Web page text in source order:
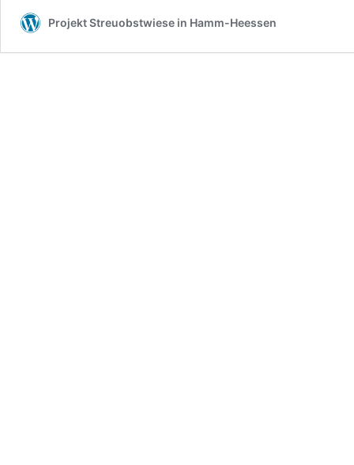
Projekt Streuobstwiese in Hamm-Heessen